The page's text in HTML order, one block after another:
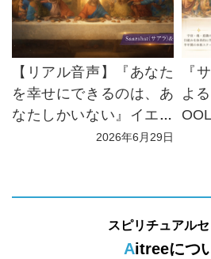
【リアル音声】『あなた
を幸せにできるのは、あ
なたしかいない』イエス
2026年6月29日
『
よ
スピリチュアル
Aitreeにつ